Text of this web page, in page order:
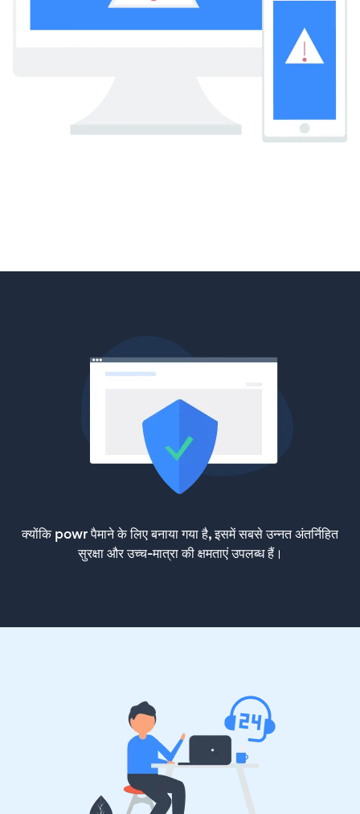
क्योंकि powr पैमाने के लिए बनाया गया है, इसमें सबसे उन्नत अंतर्निहित
सुरक्षा और उच्च-मात्रा की क्षमताएं उपलब्ध हैं।